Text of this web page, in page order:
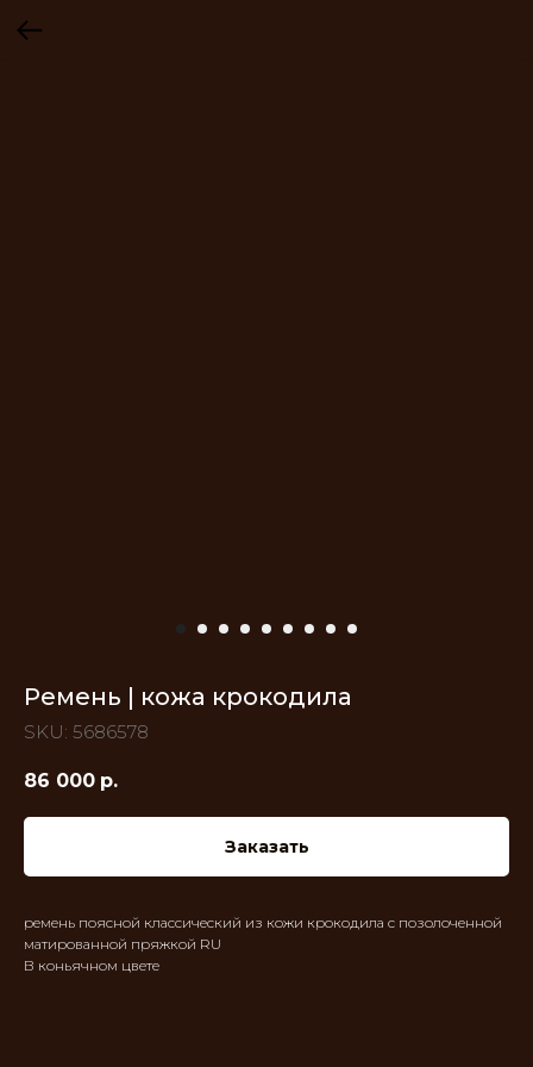
Ремень | кожа крокодила
SKU: 5686578
86 000 р.
Заказать
ремень поясной классический из кожи крокодила с позолоченной
матированной пряжкой RU
В коньячном цвете